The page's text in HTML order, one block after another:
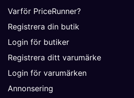
Varför PriceRunner?
Registrera din butik
Login för butiker
Registrera ditt varumärke
Login för varumärken
Annonsering